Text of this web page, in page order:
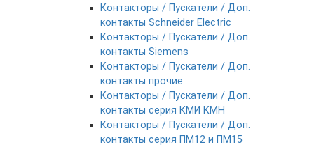
Контакторы / Пускатели / Доп.
контакты Schneider Electric
Контакторы / Пускатели / Доп.
контакты Siemens
Контакторы / Пускатели / Доп.
контакты прочие
Контакторы / Пускатели / Доп.
контакты серия КМИ КМН
Контакторы / Пускатели / Доп.
контакты серия ПМ12 и ПМ15